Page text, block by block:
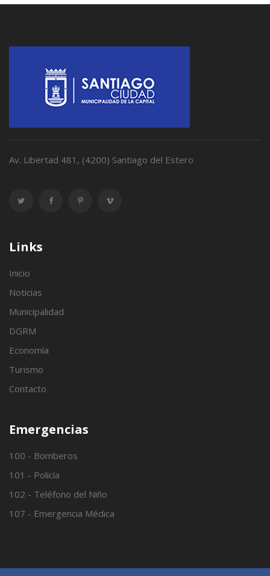
Av. Libertad 481, (4200) Santiago del Estero
Links
Inicio
Noticias
Municipalidad
DGRM
Economía
Turismo
Contacto
Emergencias
100 - Bomberos
101 - Policía
102 - Teléfono del Niño
107 - Emergencia Médica